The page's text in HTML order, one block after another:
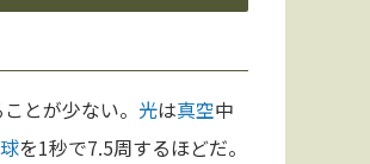
とが少ない。 光は真空中
を1秒で7.5周するほどだ。